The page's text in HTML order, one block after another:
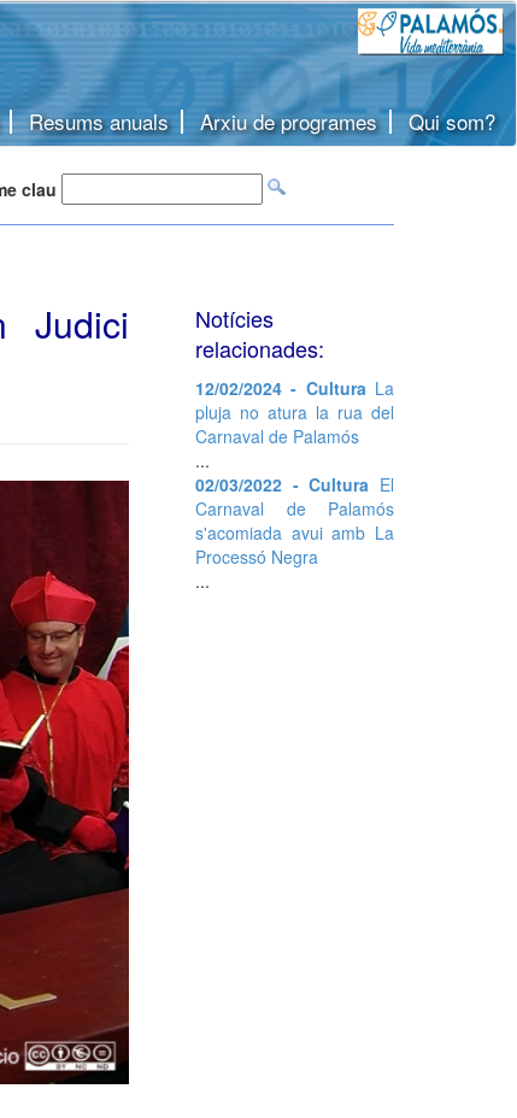
Resums anuals Arxiu de programes Qui som?
clau
Judici
Notícies
relacionades:
12/02/2024 - CulturaLa
pluja no atura la rua del
Carnaval de Palamós
...
02/03/2022 - Cultura El
Carnaval de Palamós
s'acomiada avui amb La
Processó Negra
...